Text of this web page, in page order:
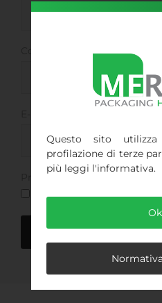
Questo sito
profilazione di terze
più leggi l'informativa.
Ok
Privacy
Leggi le condizioni della